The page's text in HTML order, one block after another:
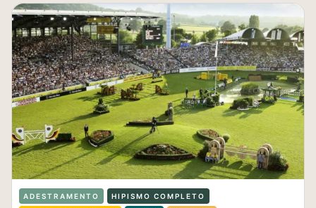
ADESTRAMENTO HIPISMO COMPLETO